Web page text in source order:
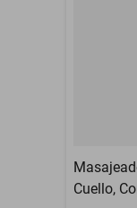
recuperación y aliviar
áreas del cuerpo de
los antebrazos, el
Cuello,